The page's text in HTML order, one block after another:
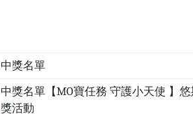
中獎名單
中獎名單【MO寶任務 守護小天使 】
獎活動